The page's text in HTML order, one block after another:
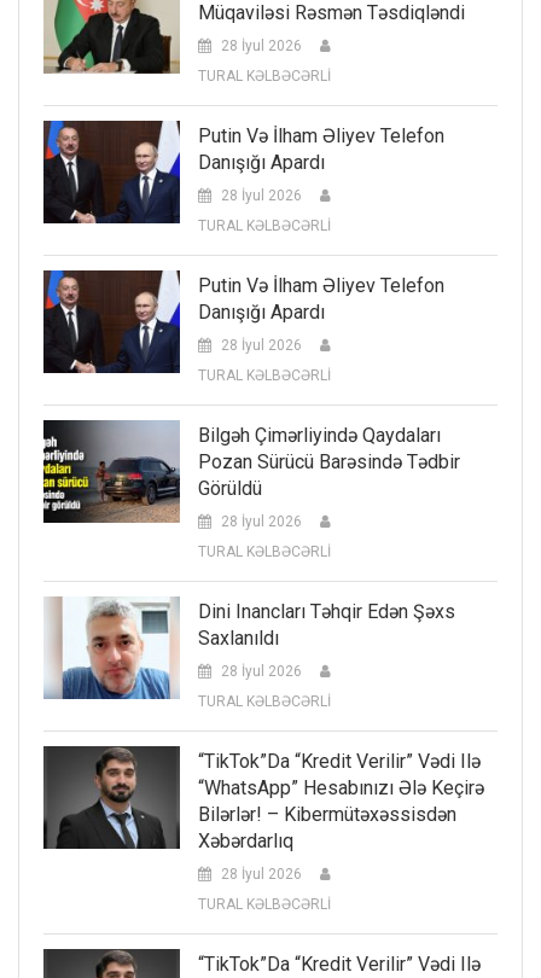
Müqaviləsi Rəsmən Təsdiqləndi
28 İyul 2026
TURAL KƏLBƏCƏRLİ
Putin Və İlham Əliyev Telefon
Danışığı Apardı
28 İyul 2026
TURAL KƏLBƏCƏRLİ
Putin Və İlham Əliyev Telefon
Danışığı Apardı
28 İyul 2026
TURAL KƏLBƏCƏRLİ
Bilgəh Çimərliyində Qaydaları
Pozan Sürücü Barəsində Tədbir
Görüldü
28 İyul 2026
TURAL KƏLBƏCƏRLİ
Dini Inancları Təhqir Edən Şəxs
Saxlanıldı
28 İyul 2026
TURAL KƏLBƏCƏRLİ
“TikTok”da “kredit Verilir” Vədi Ilə
“WhatsApp” Hesabınızı Ələ Keçirə
Bilərlər! – Kibermütəxəssisdən
Xəbərdarlıq
28 İyul 2026
TURAL KƏLBƏCƏRLİ
“TikTok”da “kredit Verilir” Vədi Ilə